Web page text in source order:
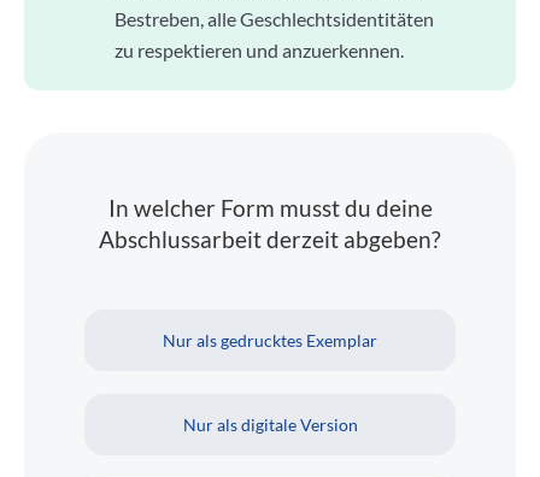
Bestreben, alle Geschlechtsidentitäten
zu respektieren und anzuerkennen.
In welcher Form musst du deine
Abschlussarbeit derzeit abgeben?
Nur als gedrucktes Exemplar
Nur als digitale Version